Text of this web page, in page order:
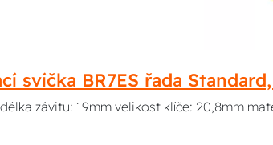
svíčka BR7ES řada
závitu: 19mm velikost klíče: 20,8mm